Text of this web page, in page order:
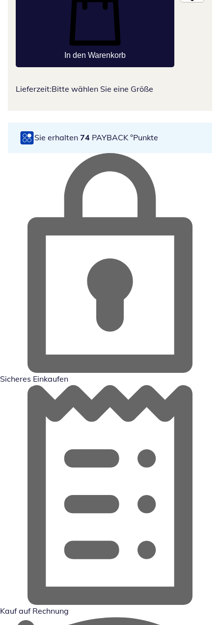
In den Warenkorb
Lieferzeit:Bitte wählen Sie eine Größe
Sie erhalten 74 PAYBACK °Punkte
Sicheres Einkaufen
Kauf auf Rechnung